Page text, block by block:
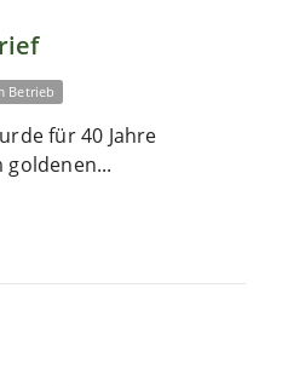
Betrieb
für 40 Jahre